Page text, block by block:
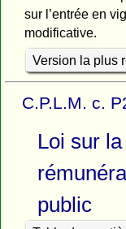
sur l’entrée en
modificative.
Version la plus
C.P.L.M. c.
Loi sur
public